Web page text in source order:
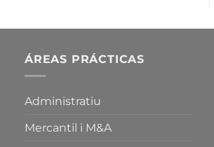
ÁREAS PRÁCTICAS
Administratiu
Mercantil i M&A